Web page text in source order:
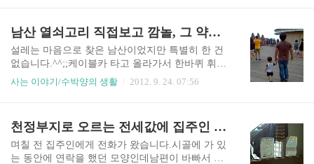
몇알 떼 먹고 말았는데 남편은 애벌레 얘기에도 아
무렇지 않은듯 너무..
데 얼마 안있어 작은 문제가 생겼습니다. 남편이 생
활비를 통장에 입금 시켜주는데혹시 결제를 하거
나 이체를 할 때 남편에게 알림 문자가 가는지 궁금
해서 물었답니다.그러자 남편은 안온다고 했구요.
그런데 며칠 전 남편이 묻더랍니다.왜 그렇게 돈을
돈을 쓸 때마다 남편에게 문자가 가고 있었던 거죠.
친구는 무척 기..
남산 열쇠고리 직접보고 깜놀, 그 약속들 다 이루어졌다면...
설레는 마음으로 찾은 남산이었지만 특별히 한 건
없습니다.^^;;케이블카 타고 올라가서 한바퀴 휘~
돌아보고 다시 타고 내려왔지요. 남산 타워도 그냥
없었습니다. 드라마에서 봤던 남산 열쇠고리...와우
~~ 직접보고 저도 깜짝 놀랄 수 밖에 없었습니다.
열쇠고리 뿐만 아니라 저마다 개성있는 소품들로
사는 이야기/수박양의 생활 2012. 9. 24. 07:56
천정부지로 오르는 전세값에 집주인 전화가 두려워
며칠 전 집주인에게 전화가 왔습니다.시골에 가 있
는 동안에 연락을 했던 모양인데남편이 바빠서 미